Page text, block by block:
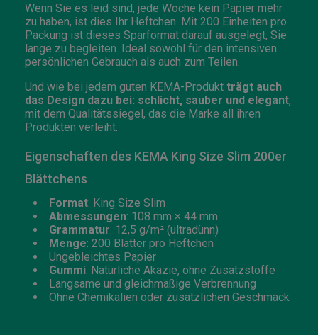
Wenn Sie es leid sind, jede Woche kein Papier mehr
zu haben, ist dies Ihr Heftchen. Mit 200 Einheiten pro
Packung ist dieses Sparformat darauf ausgelegt, Sie
lange zu begleiten. Ideal sowohl für den intensiven
persönlichen Gebrauch als auch zum Teilen.
Und wie bei jedem guten KEMA-Produkt trägt auch
das Design dazu bei: schlicht, sauber und elegant,
mit dem Qualitätssiegel, das die Marke all ihren
Produkten verleiht.
Eigenschaften des KEMA King Size Slim 200er
Blättchens
Format: King Size Slim
Abmessungen: 108 mm × 44 mm
Grammatur: 12,5 g/m² (ultradünn)
Menge: 200 Blätter pro Heftchen
Ungebleichtes Papier
Gummi: Natürliche Akazie, ohne Zusatzstoffe
Langsame und gleichmäßige Verbrennung
Ohne Chemikalien oder zusätzlichen Geschmack